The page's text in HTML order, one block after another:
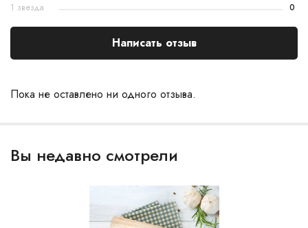
Пока не оставлено ни одного отзыва.
1 звезда
0
Написать отзыв
Вы недавно смотрели